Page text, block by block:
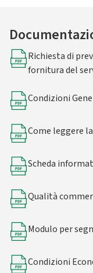
Richiesta di
fornitura del
Condizioni
Come leggere
Scheda
Qualità
Modulo per
Condizioni